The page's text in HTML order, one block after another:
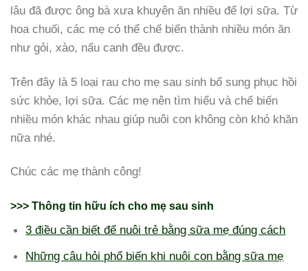
lâu đã được ông bà xưa khuyên ăn nhiều để lợi sữa. Từ
hoa chuối, các mẹ có thể chế biến thành nhiều món ăn
như gỏi, xào, nấu canh đều được.
Trên đây là 5 loại rau cho mẹ sau sinh bổ sung phục hồi
sức khỏe, lợi sữa. Các mẹ nên tìm hiểu và chế biến
nhiều món khác nhau giúp nuôi con không còn khó khăn
nữa nhé.
Chúc các mẹ thành công!
>>> Thông tin hữu ích cho mẹ sau sinh
3 điều cần biết để nuôi trẻ bằng sữa mẹ đúng cách
Những câu hỏi phổ biến khi nuôi con bằng sữa mẹ